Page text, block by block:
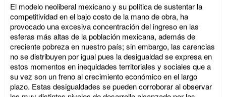
El modelo neoliberal mexicano y su política de sustentar la
competitividad en el bajo costo de la mano de obra, ha
provocado una excesiva concentración del ingreso en las
esferas más altas de la población mexicana, además de
creciente pobreza en nuestro país; sin embargo, las carencias
no se distribuyen por igual pues la desigualdad se expresa en
estos momentos en inequidades territoriales y sociales que a
su vez son un freno al crecimiento económico en el largo
plazo. Estas desigualdades se pueden corroborar al observar